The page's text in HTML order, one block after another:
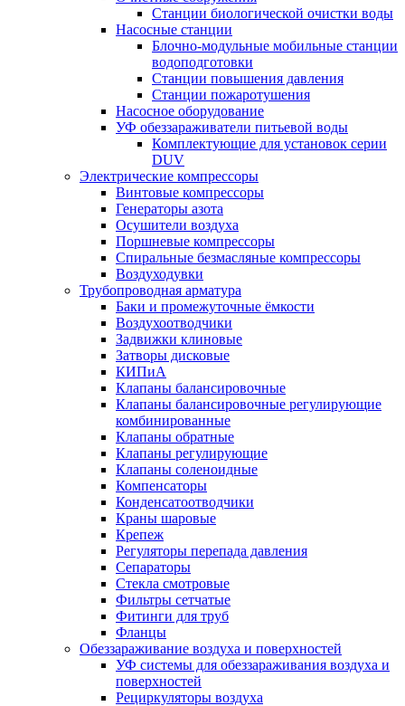
Станции биологической очистки воды
Насосные станции
Блочно-модульные мобильные станции
водоподготовки
Станции повышения давления
Станции пожаротушения
Насосное оборудование
УФ обеззараживатели питьевой воды
Комплектующие для установок серии
DUV
Электрические компрессоры
Винтовые компрессоры
Генераторы азота
Осушители воздуха
Поршневые компрессоры
Спиральные безмасляные компрессоры
Воздуходувки
Трубопроводная арматура
Баки и промежуточные ёмкости
Воздухоотводчики
Задвижки клиновые
Затворы дисковые
КИПиА
Клапаны балансировочные
Клапаны балансировочные регулирующие
комбинированные
Клапаны обратные
Клапаны регулирующие
Клапаны соленоидные
Компенсаторы
Конденсатоотводчики
Краны шаровые
Крепеж
Регуляторы перепада давления
Сепараторы
Стекла смотровые
Фильтры сетчатые
Фитинги для труб
Фланцы
Обеззараживание воздуха и поверхностей
УФ системы для обеззараживания воздуха и
поверхностей
Рециркуляторы воздуха